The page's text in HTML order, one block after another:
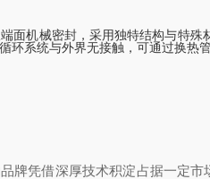
面机械密封，采用独特结构与特
系统与外界无接触，可通过换热
牌凭借深厚技术积淀占据一定